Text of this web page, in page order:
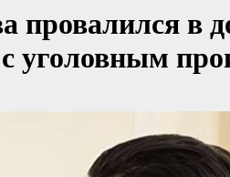
провалился в
с уголовным